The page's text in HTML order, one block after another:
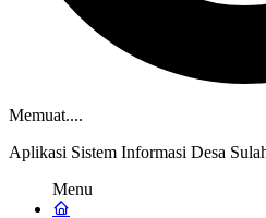
Memuat....
Aplikasi Sistem Informasi Desa
Menu